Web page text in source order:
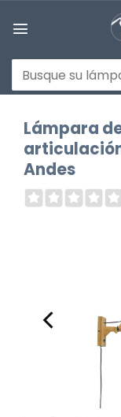
Buscar
por:
Lámpara
Andes